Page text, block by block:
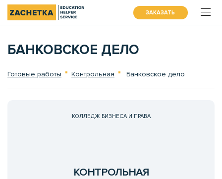
ЗАКАЗАТЬ
БАНКОВСКОЕ ДЕЛО
Готовые работы Контрольная Банковское дело
КОЛЛЕДЖ БИЗНЕСА И ПРАВА
КОНТРОЛЬНАЯ